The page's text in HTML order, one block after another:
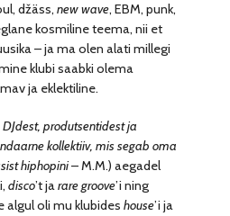
džäss,new wave, EBM, punk,
kosmiline teema, nii et
– ja ma olen alati millegi
klubi saabki olema
ja eklektiline.
produtsentidest ja
kollektiiv, mis segab oma
hiphopini– M.M.) aegadel
disco’t jarare groove’i ning
oli mu klubideshouse’i ja